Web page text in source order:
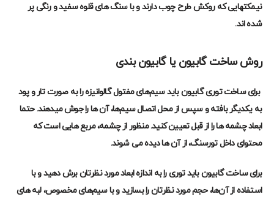
نیمکتهایی که روکش طرح چوب دارند و با سنگ های قلوه سفید و رنگی پر
شده اند.
روش ساخت گابیون یا گابیون بندی
برای ساختتوری گابیونباید سیم‌های مفتول گالوانیزه را به صورت تار و پود
به یکدیگر بافته و سپس از محل اتصال سیم‌ها، آن ها را جوش میدهند. حتما
ابعاد چشمه ها را از قبل تعیین کنید. منظور از چشمه، مربع هایی است که
محتوای داخل تورسنگ، از آن ها دیده می شوند.
برای ساخت گابیون باید توری را به اندازه ابعاد مورد نظرتان برش دهید و با
استفاده از آن‌ها، حجم مورد نظرتان را بسازید و با سیم‌های مخصوص، لبه های